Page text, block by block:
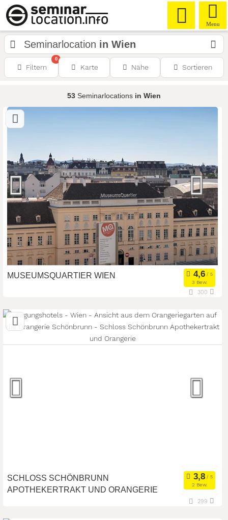
Menu
Seminarlocation in Wien
Filtern
0
Karte Nähe Sortieren
53 Seminarlocations in Wien
MUSEUMSQUARTIER WIEN
3 Bew.
Art der Location: Eventlocation Seminarteilnehmer: 250
300
SCHLOSS SCHÖNBRUNN
APOTHEKERTRAKT UND ORANGERIE
2 Bew.
299